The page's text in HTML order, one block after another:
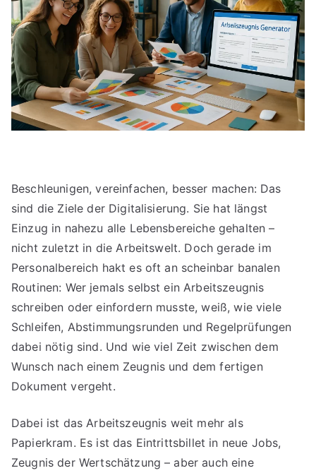
Beschleunigen, vereinfachen, besser machen: Das
sind die Ziele der Digitalisierung. Sie hat längst
Einzug in nahezu alle Lebensbereiche gehalten –
nicht zuletzt in die Arbeitswelt. Doch gerade im
Personalbereich hakt es oft an scheinbar banalen
Routinen: Wer jemals selbst ein Arbeitszeugnis
schreiben oder einfordern musste, weiß, wie viele
Schleifen, Abstimmungsrunden und Regelprüfungen
dabei nötig sind. Und wie viel Zeit zwischen dem
Wunsch nach einem Zeugnis und dem fertigen
Dokument vergeht.
Dabei ist das Arbeitszeugnis weit mehr als
Papierkram. Es ist das Eintrittsbillet in neue Jobs,
Zeugnis der Wertschätzung – aber auch eine